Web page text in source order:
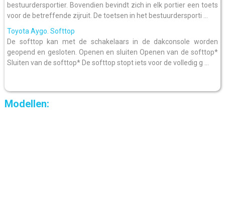
bestuurdersportier. Bovendien bevindt zich in elk portier een toets
voor de betreffende zijruit. De toetsen in het bestuurdersporti ...
Toyota Aygo. Softtop
De softtop kan met de schakelaars in de dakconsole worden
geopend en gesloten. Openen en sluiten Openen van de softtop*
Sluiten van de softtop* De softtop stopt iets voor de volledig g ...
Modellen: